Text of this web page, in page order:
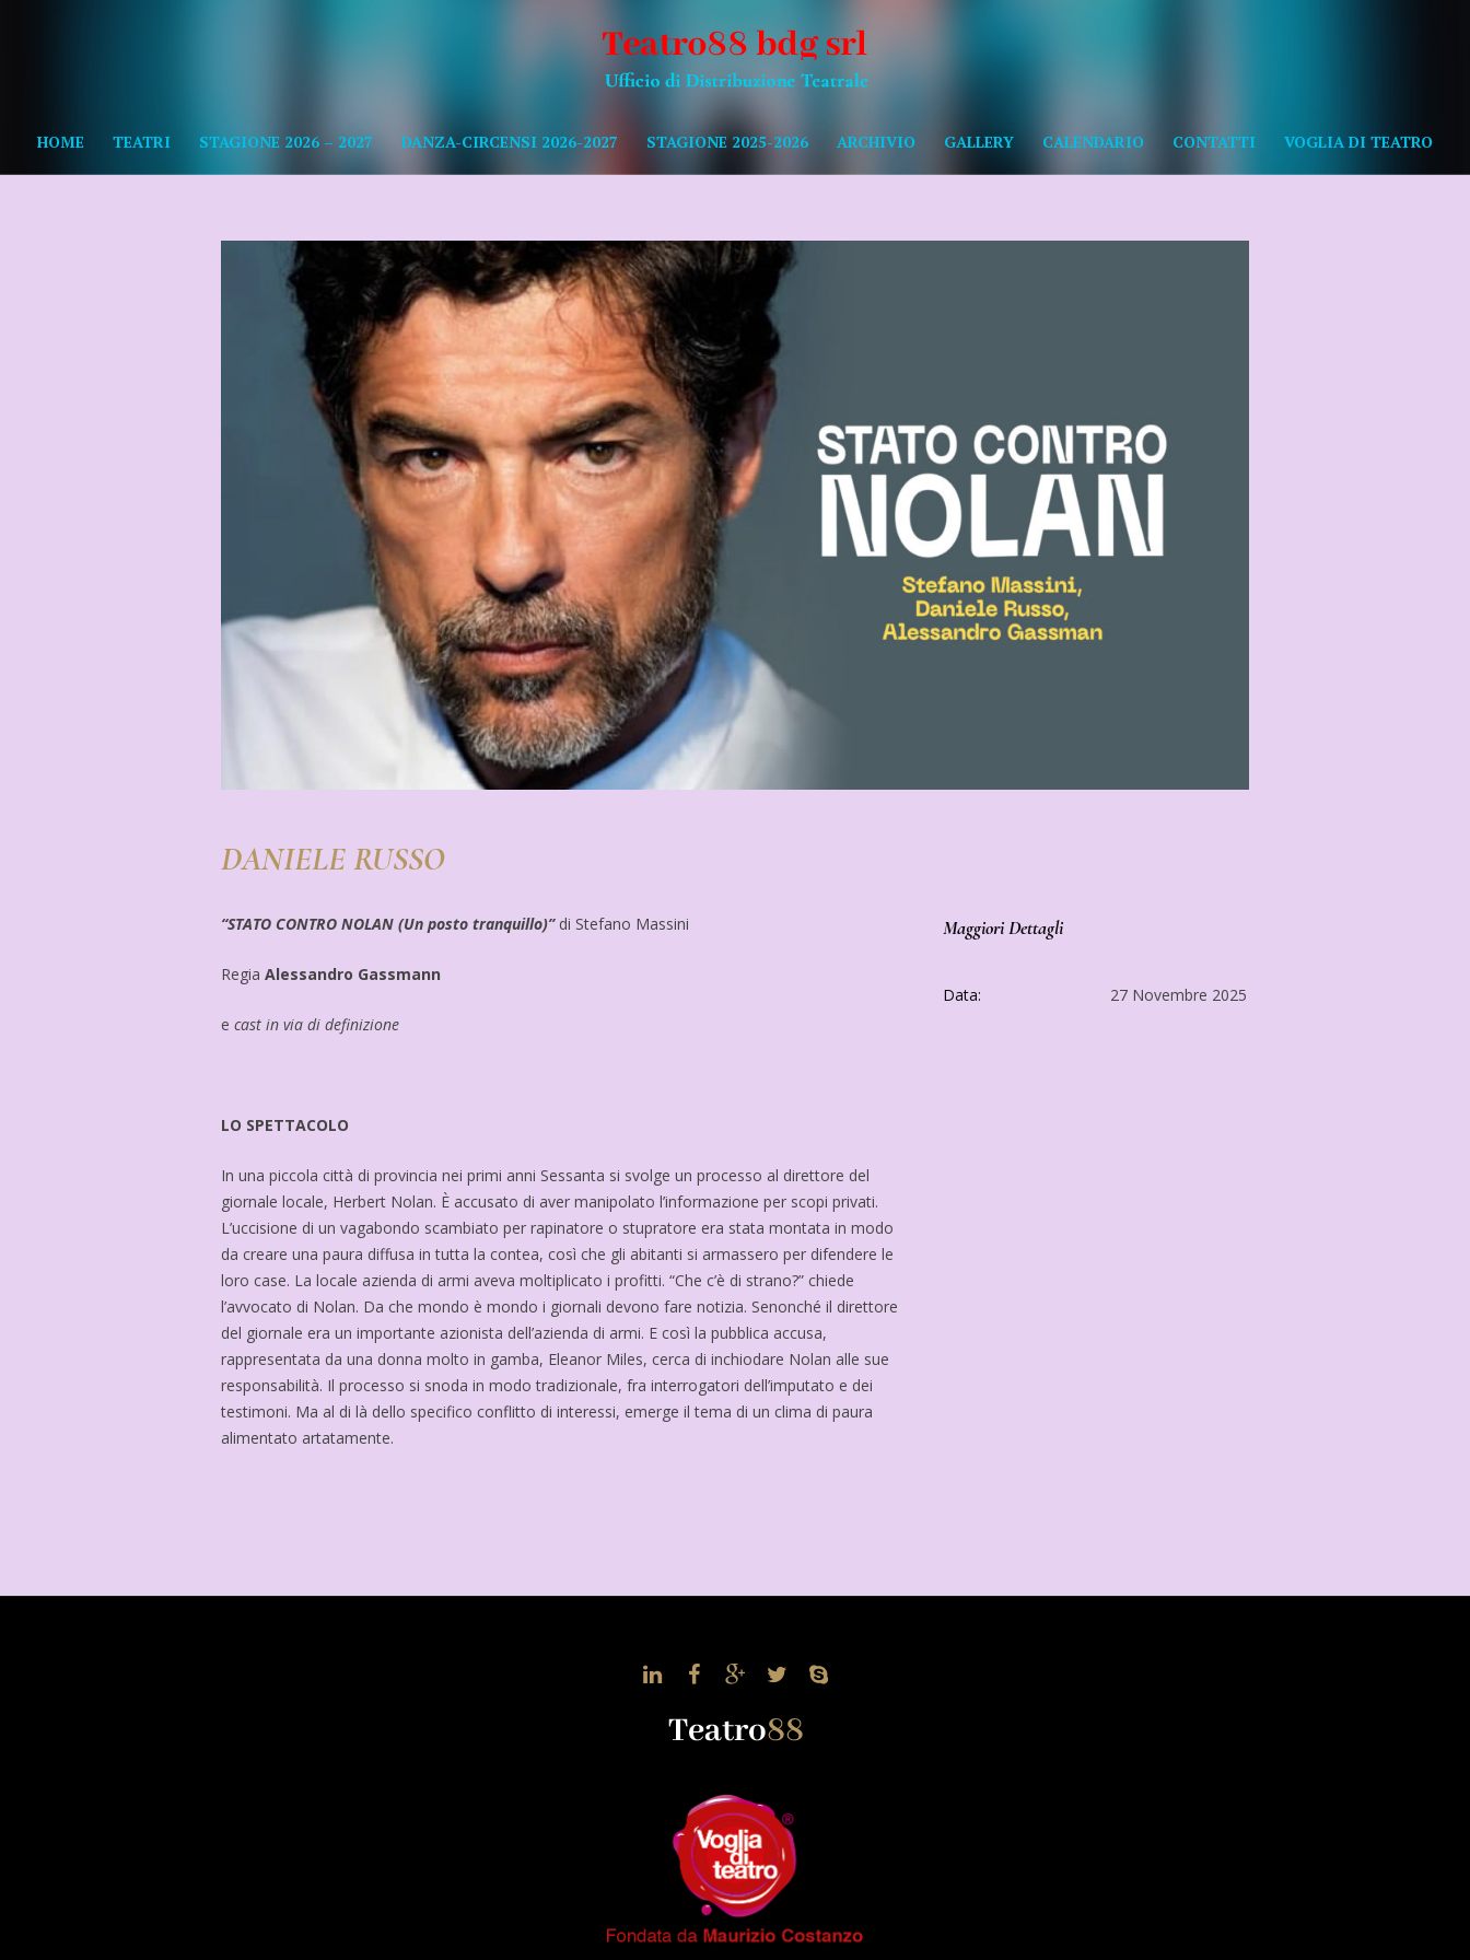
HOME TEATRI STAGIONE 2026 – 2027 DANZA-CIRCENSI 2026-2027 STAGIONE 2025-2026 ARCHIVIO GALLERY CALENDARIO CONTATTI VOGLIA DI TEATRO
DANIELE RUSSO
“STATO CONTRO NOLAN (Un posto tranquillo)” di Stefano Massini
Regia Alessandro Gassmann
e cast in via di definizione
LO SPETTACOLO
In una piccola città di provincia nei primi anni Sessanta si svolge un processo al direttore del
giornale locale, Herbert Nolan. È accusato di aver manipolato l’informazione per scopi privati.
L’uccisione di un vagabondo scambiato per rapinatore o stupratore era stata montata in modo
da creare una paura diffusa in tutta la contea, così che gli abitanti si armassero per difendere le
loro case. La locale azienda di armi aveva moltiplicato i profitti. “Che c’è di strano?” chiede
l’avvocato di Nolan. Da che mondo è mondo i giornali devono fare notizia. Senonché il direttore
del giornale era un importante azionista dell’azienda di armi. E così la pubblica accusa,
rappresentata da una donna molto in gamba, Eleanor Miles, cerca di inchiodare Nolan alle sue
responsabilità. Il processo si snoda in modo tradizionale, fra interrogatori dell’imputato e dei
testimoni. Ma al di là dello specifico conflitto di interessi, emerge il tema di un clima di paura
alimentato artatamente.
Maggiori Dettagli
Data: 27 Novembre 2025